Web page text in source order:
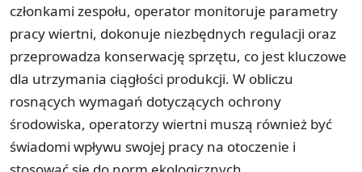
członkami zespołu, operator monitoruje parametry
pracy wiertni, dokonuje niezbędnych regulacji oraz
przeprowadza konserwację sprzętu, co jest kluczowe
dla utrzymania ciągłości produkcji. W obliczu
rosnących wymagań dotyczących ochrony
środowiska, operatorzy wiertni muszą również być
świadomi wpływu swojej pracy na otoczenie i